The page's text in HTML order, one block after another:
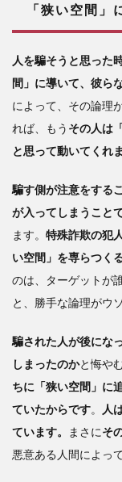
「狭い空間」
人を騙そうと思った
間」に導いて、彼ら
によって、その論理
れば、もう その人は
と思って動いてくれま
騙す側が注意をする
が入ってしまうこと
ます。 特殊詐欺の犯
い空間」を専らつく
のは、ターゲットが
と、勝手な論理がウ
騙された人が後にな
しまったのかと悔や
ちに「狭い空間」に
ていたからです。
人
ています。
まさにそ
悪意ある人間によって